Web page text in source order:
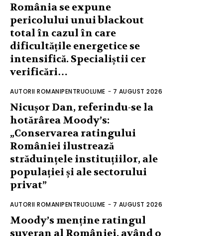
România se expune
pericolului unui blackout
total în cazul în care
dificultățile energetice se
intensifică. Specialiștii cer
verificări…
AUTORII ROMANIPENTRUOLUME - 7 AUGUST 2026
Nicușor Dan, referindu-se la
hotărârea Moody’s:
„Conservarea ratingului
României ilustrează
străduințele instituțiilor, ale
populației și ale sectorului
privat”
AUTORII ROMANIPENTRUOLUME - 7 AUGUST 2026
Moody’s menține ratingul
suveran al României, având o